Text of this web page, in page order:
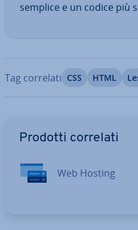
semplice e un codice più
Tag correlati CSS HTML
Prodotti correlati
Web Hosting